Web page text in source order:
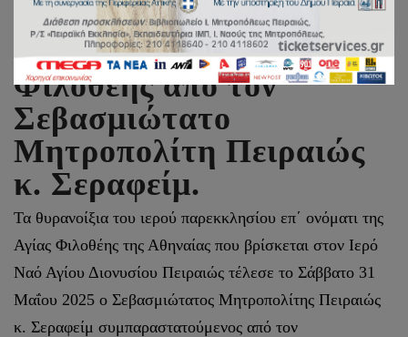
Θυρανοίξια
Παρεκκλησίου της Αγίας
Φιλοθέης από τον
Σεβασμιώτατο
Μητροπολίτη Πειραιώς
κ. Σεραφείμ.
Τα θυρανοίξια του ιερού παρεκκλησίου επ΄ ονόματι της
Αγίας Φιλοθέης της Αθηναίας που βρίσκεται στον Ιερό
Ναό Αγίου Διονυσίου Πειραιώς τέλεσε το Σάββατο 31
Μαΐου 2025 ο Σεβασμιώτατος Μητροπολίτης Πειραιώς
κ. Σεραφείμ συμπαραστατούμενος από τον